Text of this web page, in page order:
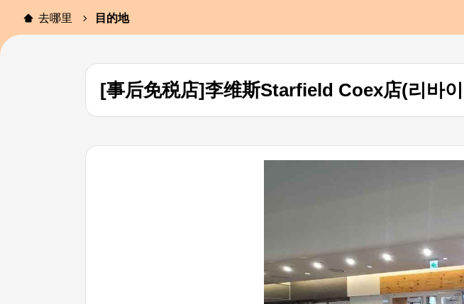
去哪里 目的地
[事后免税店]李维斯Starfield Coex店(리바